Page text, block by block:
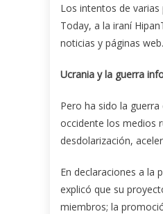
Los intentos de
Today, a la iraní
noticias y páginas web.
Ucrania y la guerra
Pero ha sido la
occidente los medios
desdolarización,
En declaraciones a la
explicó que su
miembros; la